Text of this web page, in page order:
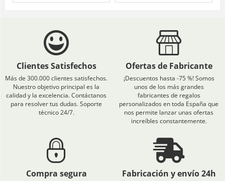
Clientes Satisfechos
Más de 300.000 clientes satisfechos.
Nuestro objetivo principal es la
calidad y la excelencia. Contáctanos
para resolver tus dudas. Soporte
técnico 24/7.
Ofertas de Fabricante
¡Descuentos hasta -75 %! Somos
unos de los más grandes
fabricantes de regalos
personalizados en toda España que
nos permite lanzar unas ofertas
increíbles constantemente.
Compra segura Fabricación y envío 24h